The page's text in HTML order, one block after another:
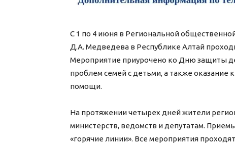
С 1 по 4 июня в Региональной
Д.А. Медведева в Республике Алтай
Мероприятие приурочено ко Дню защиты
проблем семей с детьми, а также
помощи.
На протяжении четырех дней жители
министерств, ведомств и депутатам.
«горячие линии». Все мероприятия